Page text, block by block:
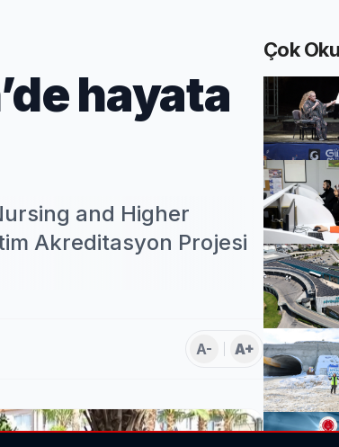
hayata
and Higher
Akreditasyon Projesi
A- A+
Çok